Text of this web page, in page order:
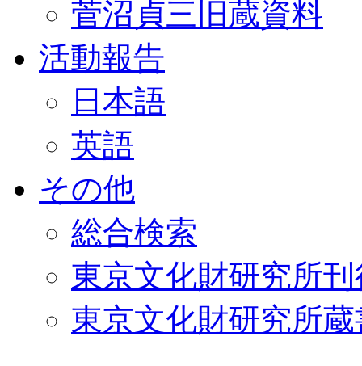
菅沼貞三旧蔵資料
活動報告
日本語
英語
その他
総合検索
東京文化財研究所
東京文化財研究所